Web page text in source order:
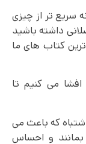
سریع تر از چیزی
داشته باشید
کتاب‌ های ما
افشا می‌ کنیم تا
که باعث می
و احساس